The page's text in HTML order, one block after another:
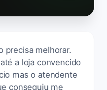
precisa melhorar.
a loja convencido
mas o atendente
conseguiu me